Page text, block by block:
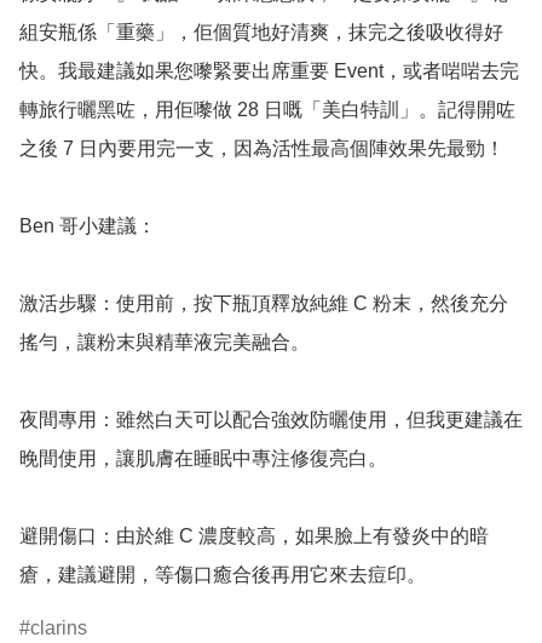
組安瓶係「重藥」，佢個質地好清爽，抹完之後吸收得好
快。我最建議如果您嚟緊要出席重要 Event，或者啱啱去完
轉旅行曬黑咗，用佢嚟做 28 日嘅「美白特訓」。記得開咗
之後 7 日內要用完一支，因為活性最高個陣效果先最勁！
Ben 哥小建議：
激活步驟：使用前，按下瓶頂釋放純維 C 粉末，然後充分
搖勻，讓粉末與精華液完美融合。
夜間專用：雖然白天可以配合強效防曬使用，但我更建議在
晚間使用，讓肌膚在睡眠中專注修復亮白。
避開傷口：由於維 C 濃度較高，如果臉上有發炎中的暗
瘡，建議避開，等傷口癒合後再用它來去痘印。
clarins